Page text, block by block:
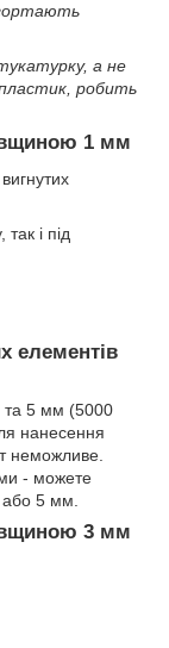
а не
робить
1 мм
і під
елементів
та 5 мм (5000
нанесення
неможливе.
- можете
5 мм.
3 мм